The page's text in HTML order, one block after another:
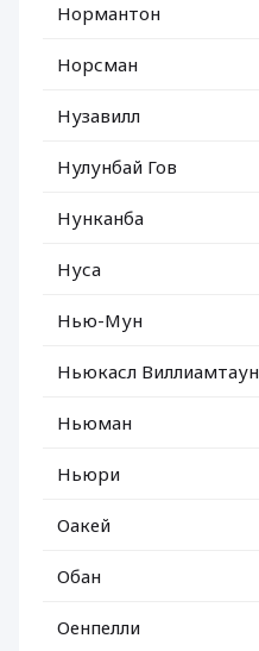
Нормантон
Норсман
Нузавилл
Нулунбай Гов
Нунканба
Нуса
Нью-Мун
Ньюкасл Виллиамтаун
Ньюман
Ньюри
Оакей
Обан
Оенпелли